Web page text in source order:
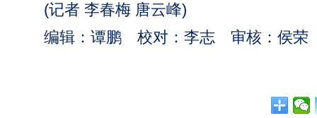
(记者 李春梅 唐云峰)
编辑：谭鹏 校对：李志 审核：侯荣